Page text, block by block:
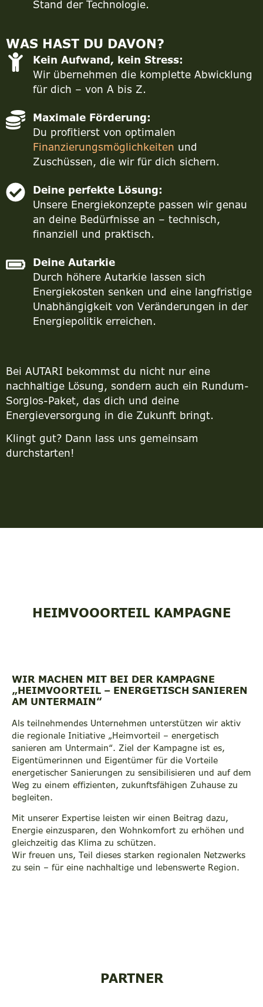
Stand der Technologie.
WAS HAST DU DAVON?
Kein Aufwand, kein Stress:
Wir übernehmen die komplette Abwicklung
für dich – von A bis Z.
Maximale Förderung:
Du profitierst von optimalen
Finanzierungsmöglichkeiten und
Zuschüssen, die wir für dich sichern.
Deine perfekte Lösung:
Unsere Energiekonzepte passen wir genau
an deine Bedürfnisse an – technisch,
finanziell und praktisch.
Deine Autarkie
Durch höhere Autarkie lassen sich
Energiekosten senken und eine langfristige
Unabhängigkeit von Veränderungen in der
Energiepolitik erreichen.
Bei AUTARI bekommst du nicht nur eine
nachhaltige Lösung, sondern auch ein Rundum-
Sorglos-Paket, das dich und deine
Energieversorgung in die Zukunft bringt.
Klingt gut? Dann lass uns gemeinsam
durchstarten!
HEIMVOOORTEIL KAMPAGNE
WIR MACHEN MIT BEI DER KAMPAGNE
„HEIMVOORTEIL – ENERGETISCH SANIEREN
AM UNTERMAIN“
Als teilnehmendes Unternehmen unterstützen wir aktiv
die regionale Initiative „Heimvorteil – energetisch
sanieren am Untermain“. Ziel der Kampagne ist es,
Eigentümerinnen und Eigentümer für die Vorteile
energetischer Sanierungen zu sensibilisieren und auf dem
Weg zu einem effizienten, zukunftsfähigen Zuhause zu
begleiten.
Mit unserer Expertise leisten wir einen Beitrag dazu,
Energie einzusparen, den Wohnkomfort zu erhöhen und
gleichzeitig das Klima zu schützen.
Wir freuen uns, Teil dieses starken regionalen Netzwerks
zu sein – für eine nachhaltige und lebenswerte Region.
PARTNER